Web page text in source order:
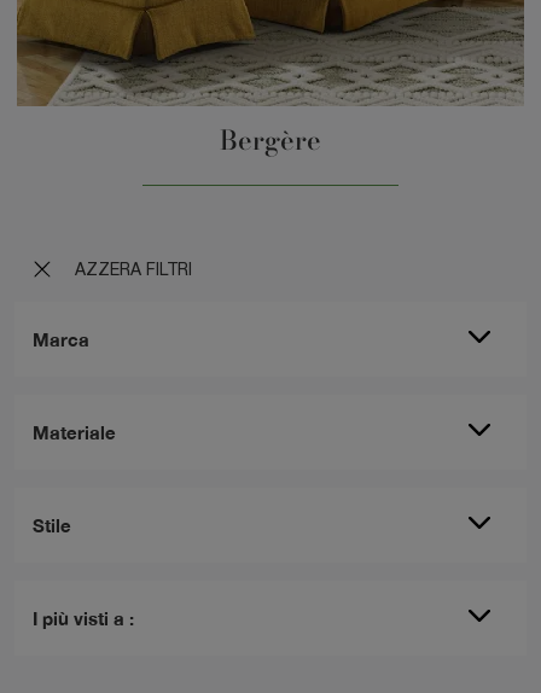
AZZERA FILTRI
Marca
Materiale
Stile
I più visti a :
Bergère